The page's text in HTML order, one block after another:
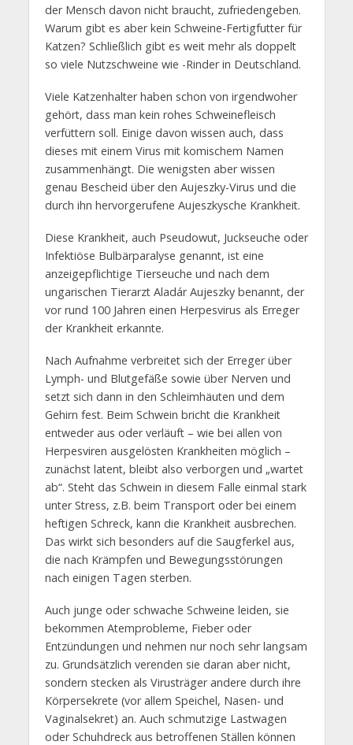
der Mensch davon nicht braucht, zufriedengeben.
Warum gibt es aber kein Schweine-Fertigfutter für
Katzen? Schließlich gibt es weit mehr als doppelt
so viele Nutzschweine wie -Rinder in Deutschland.
Viele Katzenhalter haben schon von irgendwoher
gehört, dass man kein rohes Schweinefleisch
verfüttern soll. Einige davon wissen auch, dass
dieses mit einem Virus mit komischem Namen
zusammenhängt. Die wenigsten aber wissen
genau Bescheid über den Aujeszky-Virus und die
durch ihn hervorgerufene Aujeszkysche Krankheit.
Diese Krankheit, auch Pseudowut, Juckseuche oder
Infektiöse Bulbärparalyse genannt, ist eine
anzeigepflichtige Tierseuche und nach dem
ungarischen Tierarzt Aladár Aujeszky benannt, der
vor rund 100 Jahren einen Herpesvirus als Erreger
der Krankheit erkannte.
Nach Aufnahme verbreitet sich der Erreger über
Lymph- und Blutgefäße sowie über Nerven und
setzt sich dann in den Schleimhäuten und dem
Gehirn fest. Beim Schwein bricht die Krankheit
entweder aus oder verläuft – wie bei allen von
Herpesviren ausgelösten Krankheiten möglich –
zunächst latent, bleibt also verborgen und „wartet
ab“. Steht das Schwein in diesem Falle einmal stark
unter Stress, z.B. beim Transport oder bei einem
heftigen Schreck, kann die Krankheit ausbrechen.
Das wirkt sich besonders auf die Saugferkel aus,
die nach Krämpfen und Bewegungsstörungen
nach einigen Tagen sterben.
Auch junge oder schwache Schweine leiden, sie
bekommen Atemprobleme, Fieber oder
Entzündungen und nehmen nur noch sehr langsam
zu. Grundsätzlich verenden sie daran aber nicht,
sondern stecken als Virusträger andere durch ihre
Körpersekrete (vor allem Speichel, Nasen- und
Vaginalsekret) an. Auch schmutzige Lastwagen
oder Schuhdreck aus betroffenen Ställen können